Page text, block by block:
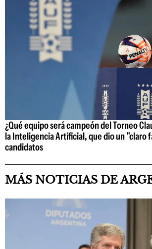
¿Qué equipo será campeón del Torneo
la Inteligencia Artificial, que dio un "claro
candidatos
MÁS NOTICIAS DE